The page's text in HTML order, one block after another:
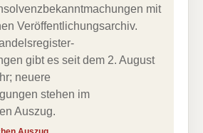
mit
Veröffentlichungsarchiv.
gibt es seit dem 2. August
neuere
stehen im
Auszug.